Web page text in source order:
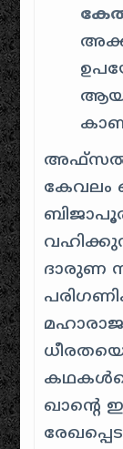
അഫ്സൽ
കേവലം
ദാരുണ
ഖാൻ്റെ